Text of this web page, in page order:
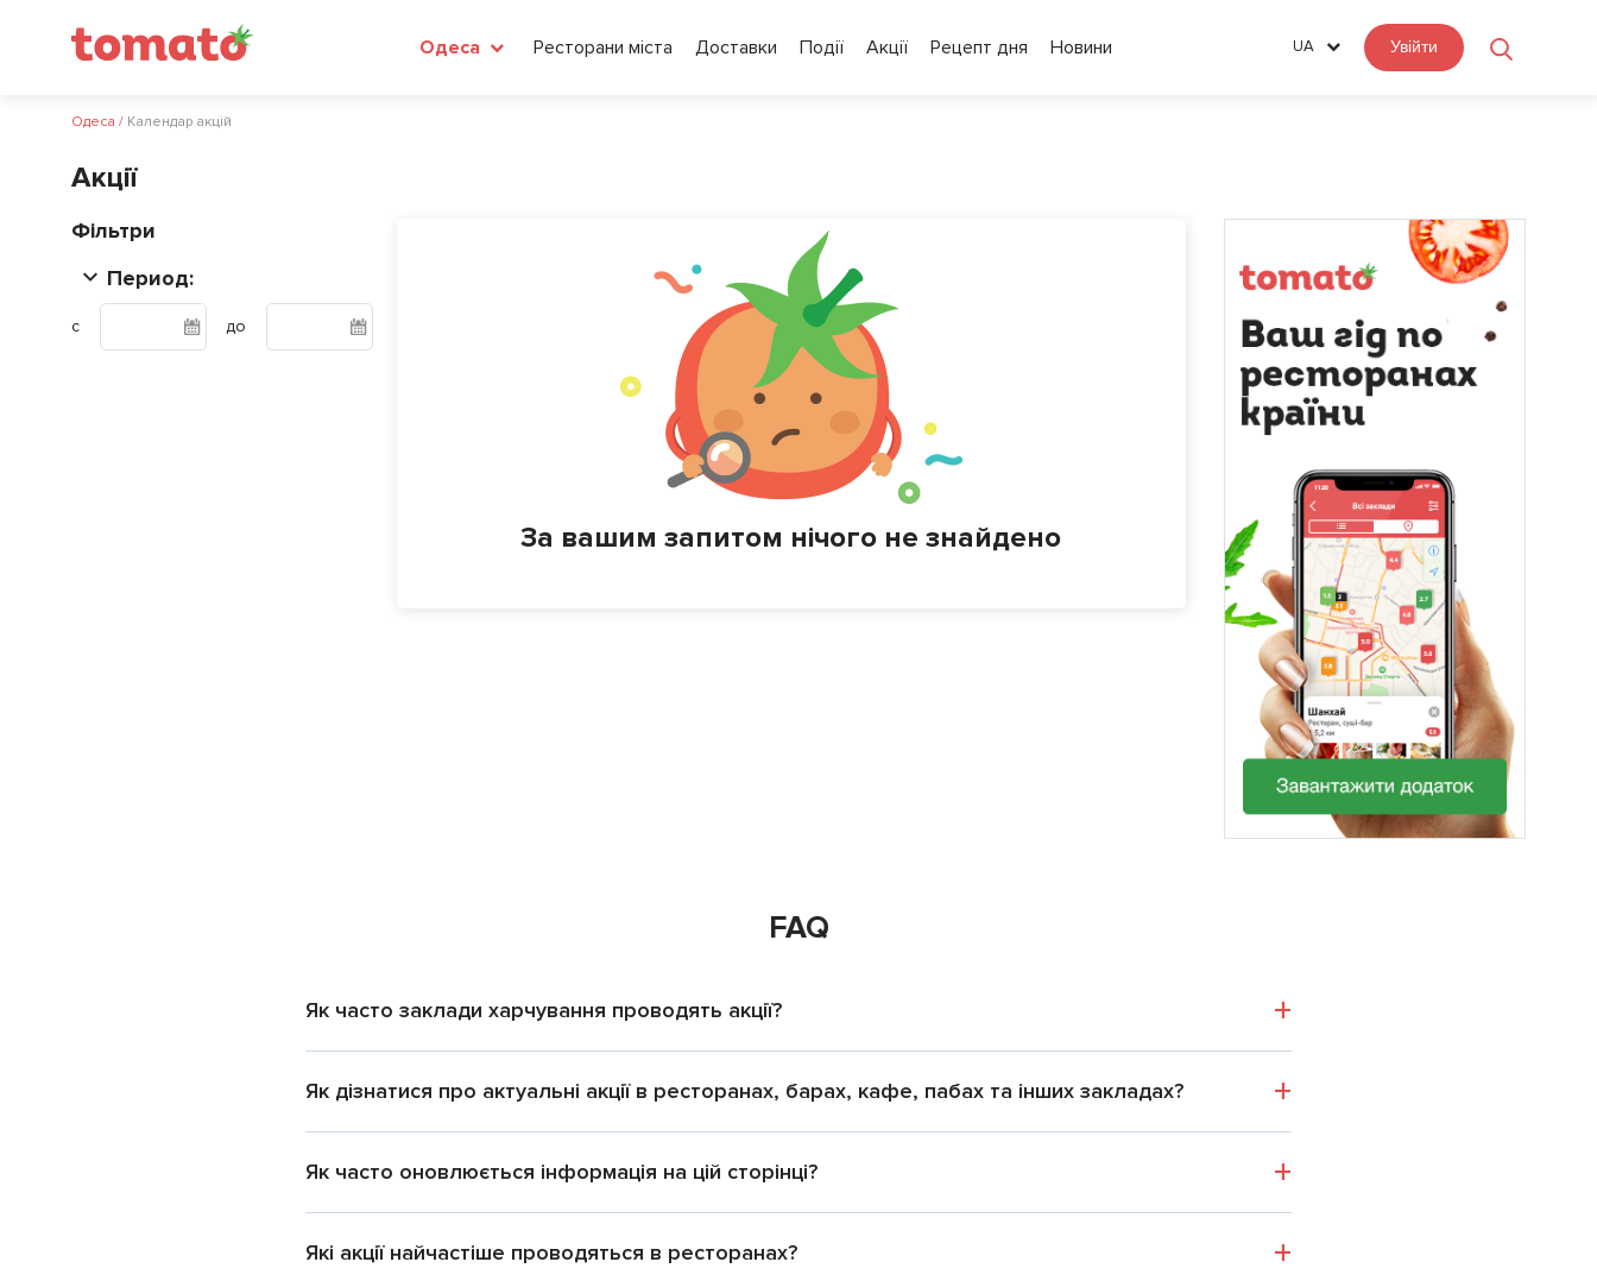
Одеса Ресторани міста Доставки Події Акції Рецепт дня Новини UA Увійти
Одеса / Календар акцій
Акції
Фільтри
Период:
с до
За вашим запитом нічого не знайдено
FAQ
Як часто заклади харчування проводять акції?
Як дізнатися про актуальні акції в ресторанах, барах, кафе, пабах та інших закладах?
Як часто оновлюється інформація на цій сторінці?
Які акції найчастіше проводяться в ресторанах?